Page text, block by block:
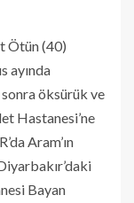
Ötün (40)
ayında
öksürük ve
Hastanesi’ne
Aram’ın
Bayan